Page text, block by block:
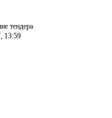
тендера
13:59